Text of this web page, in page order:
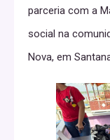
parceria com a
social na
Nova, em